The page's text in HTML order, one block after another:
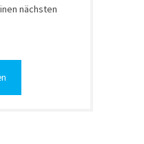
nächsten